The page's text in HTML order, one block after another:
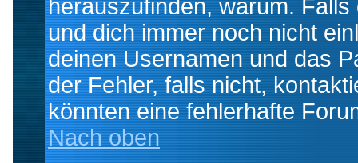
herauszufinden, warum.
und dich immer noch nicht
deinen Usernamen und das
der Fehler, falls nicht,
könnten eine fehlerhafte
Nach oben